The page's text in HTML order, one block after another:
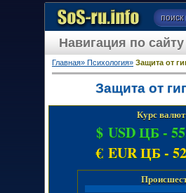
Главная» Психология» Защита от
Защита от
Курс валют
$ USD ЦБ -
€ EUR ЦБ -
Навигация по сайту